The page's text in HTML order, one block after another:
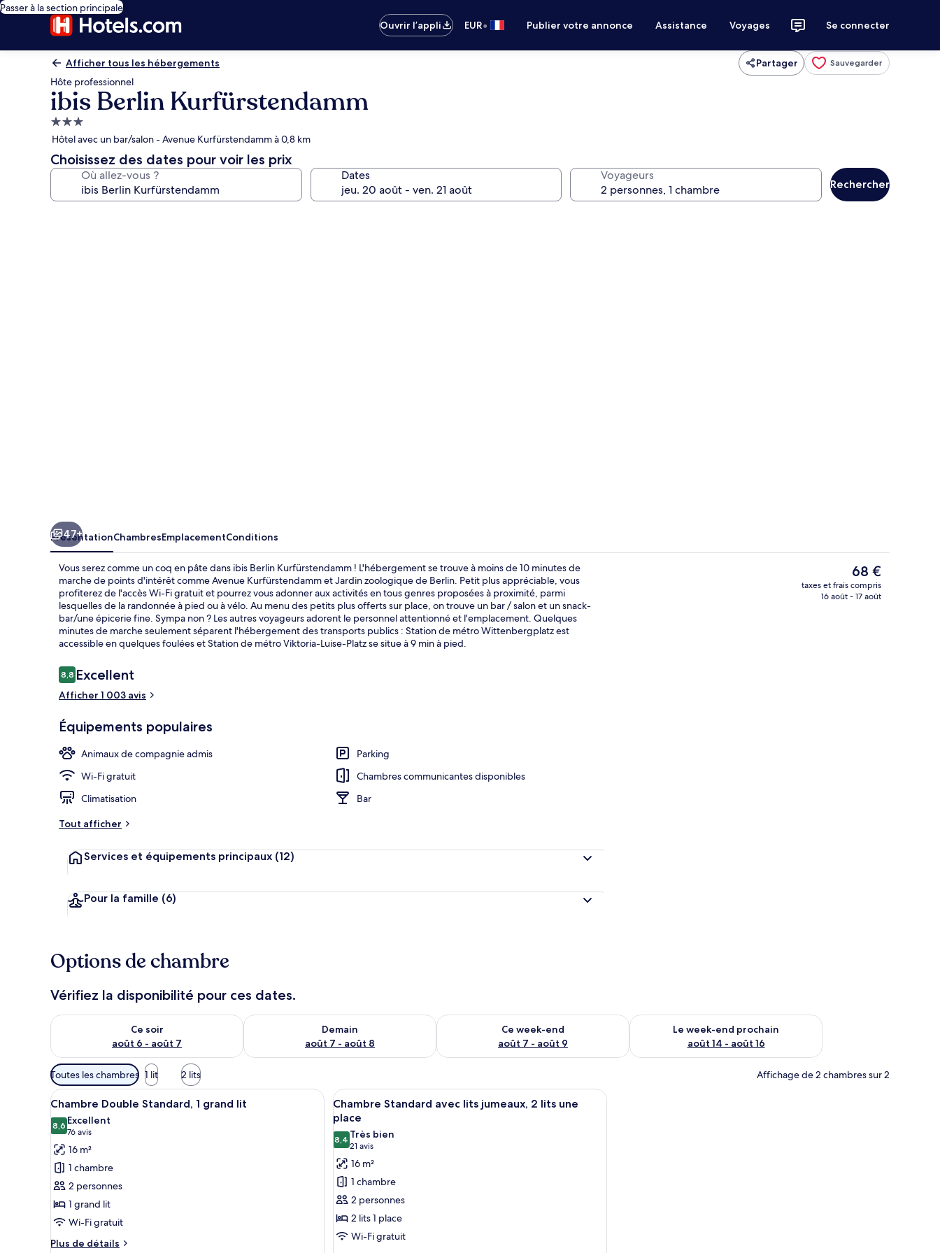
Passer à la section principale
Ouvrir l’appli
EUR• Publier votre annonce Assistance Voyages Se connecter
Afficher tous les hébergements Partager Sauvegarder
Hôte professionnel
ibis Berlin Kurfürstendamm
Hébergement
3.0 étoiles
Hôtel avec un bar/salon - Avenue Kurfürstendamm à 0,8 km
Choisissez des dates pour voir les prix
Où allez-vous ? Dates Voyageurs
Rechercher
Extérieur
47+
PrésentationChambresEmplacementConditions
Vous serez comme un coq en pâte dans ibis Berlin Kurfürstendamm ! L'hébergement se trouve à moins de 10 minutes de
marche de points d'intérêt comme Avenue Kurfürstendamm et Jardin zoologique de Berlin. Petit plus appréciable, vous
profiterez de l'accès Wi-Fi gratuit et pourrez vous adonner aux activités en tous genres proposées à proximité, parmi
lesquelles de la randonnée à pied ou à vélo. Au menu des petits plus offerts sur place, on trouve un bar / salon et un snack-
bar/une épicerie fine. Sympa non ? Les autres voyageurs adorent le personnel attentionné et l'emplacement. Quelques
minutes de marche seulement séparent l'hébergement des transports publics : Station de métro Wittenbergplatz est
accessible en quelques foulées et Station de métro Viktoria-Luise-Platz se situe à 9 min à pied.
Avis
voyageurs
8,88,8 sur 10
Excellent
Afficher 1 003 avis
Équipements populaires
Animaux de compagnie admis
Parking
Wi-Fi gratuit
Chambres communicantes disponibles
Climatisation
Bar
Tout afficher
Services et équipements principaux (12)
Pour la famille (6)
Le
prix
actuel
68 €
taxes et frais compris
16 août - 17 août
Options de chambre
Vérifiez la disponibilité pour ces dates.
Ce soir
août 6 - août 7
Vérifier la disponibilité pour ce soir août 6 - août 7
Demain
août 7 - août 8
Vérifier la disponibilité pour demain août 7 - août 8
Ce week-end
août 7 - août 9
Vérifier la disponibilité pour ce week-end août 7 - août 9
Le week-end prochain
août 14 - août 16
Vérifier la disponibilité pour le week-end prochain août 14 -
Filtres
disponibles
pour
les
chambres
Toutes les chambres 1 lit 2 lits Affichage de 2 chambres sur 2
Afficher
toutes
les
photos
pour
ce
type
de
chambre :
Chambre
Une chambre d’hôtel équipée d’un lit, d’un bureau, d’une chaise, d’un porte-manteau et d’un téléviseur.
13
Chambre Double Standard, 1 grand lit
8,68,6 sur 10
Excellent
76 avis
(76 avis)
16 m²
1 chambre
2 personnes
1 grand lit
Wi-Fi gratuit
Plus de détails
Plus
Afficher
toutes
les
photos
pour
ce
type
de
chambre :
Chambre
Chambre Standard avec lits jumeaux, 2 lits une place | Bureau, chambres insonorisées, lits bébé (gratuits), Wi-Fi
12
Chambre Standard avec lits jumeaux, 2 lits une
place
8,48,4 sur 10
Très bien
21 avis
(21 avis)
16 m²
1 chambre
2 personnes
2 lits 1 place
Wi-Fi gratuit